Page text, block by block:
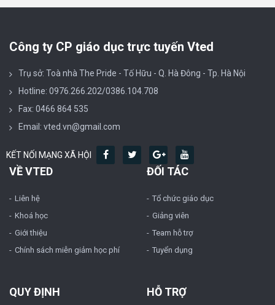
Công ty CP giáo dục trực tuyến Vted
Trụ sở: Toà nhà The Pride - Tố Hữu - Q. Hà Đông - Tp. Hà Nội
Hotline: 0976.266.202/0386.104.708
Fax: 0466 864 535
Email: vted.vn@gmail.com
KẾT NỐI MẠNG XÃ HỘI
VỀ VTED
Liên hệ
Khoá học
Giới thiệu
Chính sách miễn giảm học phí
ĐỐI TÁC
Tổ chức giáo dục
Giảng viên
Team hỗ trợ
Tuyển dụng
QUY ĐỊNH HỖ TRỢ